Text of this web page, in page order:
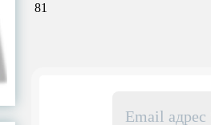
81
адрес